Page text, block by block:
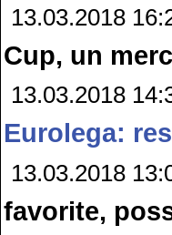
13.03.2018
Cup, un
13.03.2018
Eurolega:
13.03.2018
favorite,